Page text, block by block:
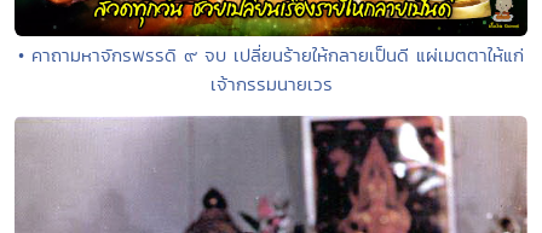
• คาถามหาจักรพรรดิ ๙ จบ เปลี่ยนร้ายให้กลายเป็นดี แผ่เมตตาให้แก่
เจ้ากรรมนายเวร